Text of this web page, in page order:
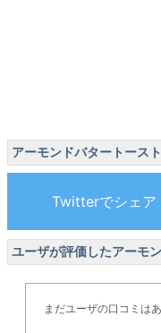
アーモンドバタートース
ユーザが評価したアーモ
まだユーザの口コミはあ